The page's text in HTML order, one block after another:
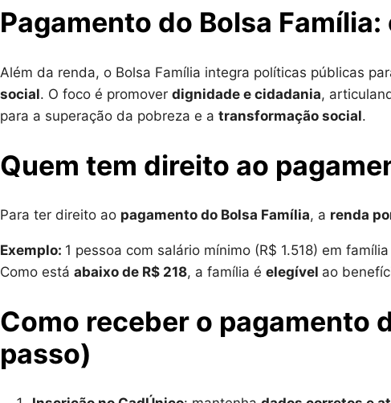
Pagamento do Bolsa
Além da renda, o Bolsa Família integra políticas públicas
social. O foco é promover dignidade e cidadania,
para a superação da pobreza e a transformação social.
Quem tem direito ao
Para ter direito ao pagamento do Bolsa Família, a renda
Exemplo: 1 pessoa com salário mínimo (R$ 1.518) em
Como está abaixo de R$ 218, a família é elegível ao
Como receber o pagamento
passo)